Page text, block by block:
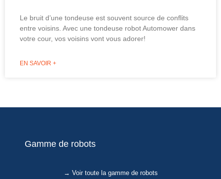
Le bruit d’une tondeuse est souvent source de conflits
entre voisins. Avec une tondeuse robot Automower dans
votre cour, vos voisins vont vous adorer!
EN SAVOIR +
Gamme de robots
→ Voir toute la gamme de robots